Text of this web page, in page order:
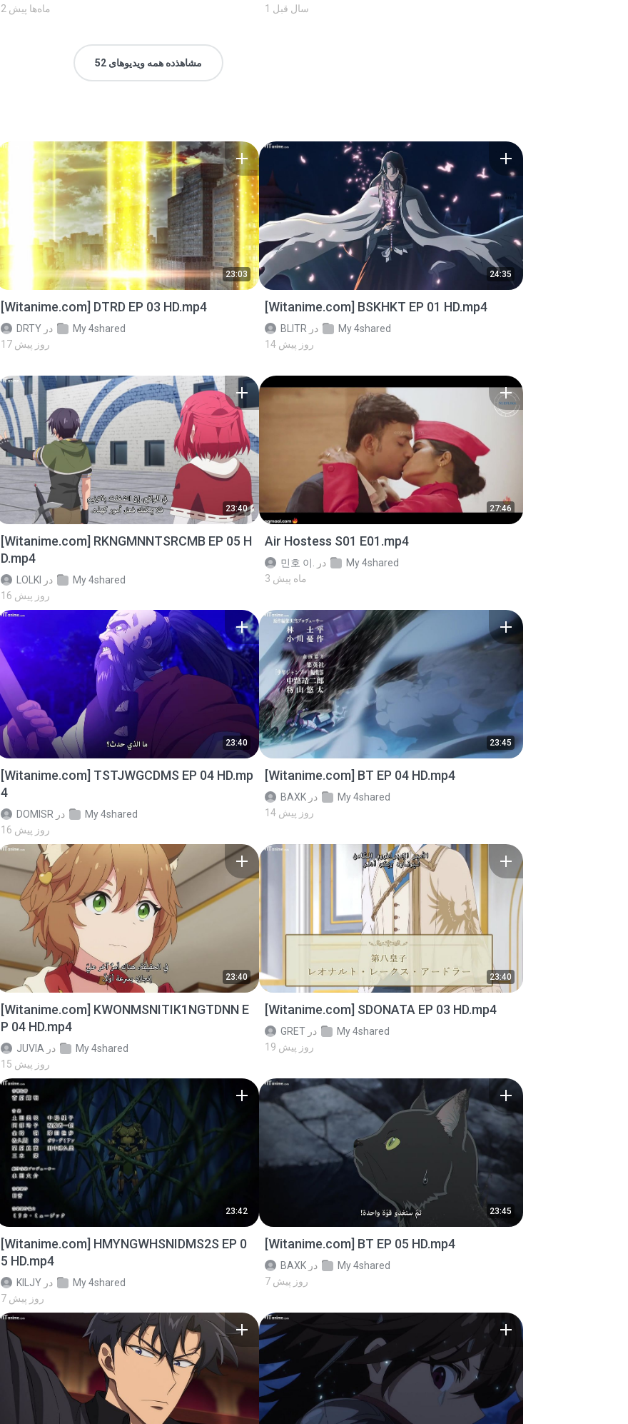
2 ماه‌ها پیش
1 سال‌ قبل
مشاهذده همه ویدیوهای 52
23:03
[Witanime.com] DTRD EP 03 HD.mp4
DRTY در
My 4shared
17 روز پیش
24:35
[Witanime.com] BSKHKT EP 01 HD.mp4
BLITR در
My 4shared
14 روز پیش
23:40
[Witanime.com] RKNGMNNTSRCMB EP 05 H
D.mp4
LOLKI در
My 4shared
16 روز پیش
27:46
Air Hostess S01 E01.mp4
민호 이. در
My 4shared
3 ماه پیش
23:40
[Witanime.com] TSTJWGCDMS EP 04 HD.mp
4
DOMISR در
My 4shared
16 روز پیش
23:45
[Witanime.com] BT EP 04 HD.mp4
BAXK در
My 4shared
14 روز پیش
23:40
[Witanime.com] KWONMSNITIK1NGTDNN E
P 04 HD.mp4
JUVIA در
My 4shared
15 روز پیش
23:40
[Witanime.com] SDONATA EP 03 HD.mp4
GRET در
My 4shared
19 روز پیش
23:42
[Witanime.com] HMYNGWHSNIDMS2S EP 0
5 HD.mp4
KILJY در
My 4shared
7 روز پیش
23:45
[Witanime.com] BT EP 05 HD.mp4
BAXK در
My 4shared
7 روز پیش